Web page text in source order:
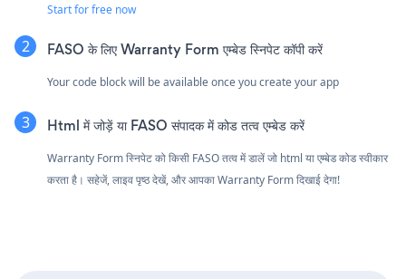
Start for free now
FASO के लिए Warranty Form एम्बेड स्निपेट कॉपी करें
Your code block will be available once you create your app
Html में जोड़ें या FASO संपादक में कोड तत्व एम्बेड करें
Warranty Form स्निपेट को किसी FASO तत्व में डालें जो html या एम्बेड कोड स्वीकार
करता है। सहेजें, लाइव पृष्ठ देखें, और आपका Warranty Form दिखाई देगा!